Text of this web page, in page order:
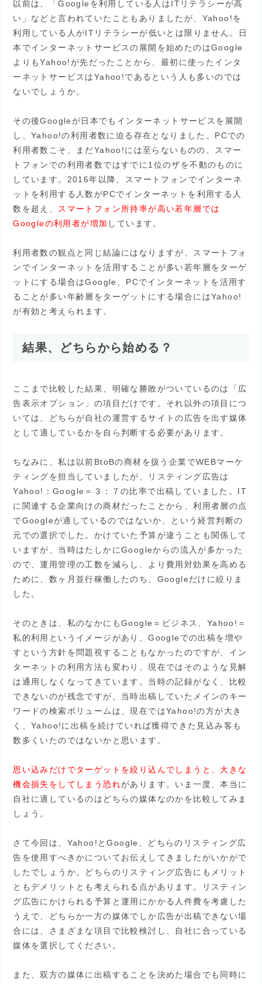
以前は、「Googleを利用している人はITリテラシーが高
い」などと言われていたこともありましたが、Yahoo!を
利用している人がITリテラシーが低いとは限りません。日
本でインターネットサービスの展開を始めたのはGoogle
よりもYahoo!が先だったことから、最初に使ったインタ
ーネットサービスはYahoo!であるという人も多いのでは
ないでしょうか。
その後Googleが日本でもインターネットサービスを展開
し、Yahoo!の利用者数に迫る存在となりました。PCでの
利用者数こそ、まだYahoo!には至らないものの、スマー
トフォンでの利用者数ではすでに1位のザを不動のものに
しています。2016年以降、スマートフォンでインターネ
ットを利用する人数がPCでインターネットを利用する人
数を超え、
スマートフォン所持率が高い若年層では
Googleの利用者が増加 しています。
利用者数の観点と同じ結論にはなりますが、スマートフォ
ンでインターネットを活用することが多い若年層をターゲ
ットにする場合はGoogle、PCでインターネットを活用す
ることが多い年齢層をターゲットにする場合にはYahoo!
が有効と考えられます。
結果、どちらから始める？
ここまで比較した結果、明確な勝敗がついているのは「広
告表示オプション」の項目だけです。それ以外の項目につ
いては、どちらが自社の運営するサイトの広告を出す媒体
として適しているかを自ら判断する必要があります。
ちなみに、私は以前BtoBの商材を扱う企業でWEBマーケ
ティングを担当していましたが、リスティング広告は
Yahoo!：Google＝３：７の比率で出稿していました。IT
に関連する企業向けの商材だったことから、利用者層の点
でGoogleが適しているのではないか、という経営判断の
元での選択でした。かけていた予算が違うことも関係して
いますが、当時はたしかにGoogleからの流入が多かった
ので、運用管理の工数を減らし、より費用対効果を高める
ために、数ヶ月並行稼働したのち、Googleだけに絞りま
した。
そのときは、私のなかにもGoogle＝ビジネス、Yahoo!＝
私的利用というイメージがあり、Googleでの出稿を増や
すという方針を問題視することもなかったのですが、イン
ターネットの利用方法も変わり、現在ではそのような見解
は通用しなくなってきています。当時の記録がなく、比較
できないのが残念ですが、当時出稿していたメインのキー
ワードの検索ボリュームは、現在ではYahoo!の方が大き
く、Yahoo!に出稿を続けていれば獲得できた見込み客も
数多くいたのではないかと思います。
思い込みだけでターゲットを絞り込んでしまうと、大きな
機会損失をしてしまう恐れがあります。いま一度、本当に
自社に適しているのはどちらの媒体なのかを比較してみま
しょう。
さて今回は、Yahoo!とGoogle、どちらのリスティング広
告を使用すべきかについてお伝えしてきましたがいかがで
したでしょうか。どちらのリスティング広告にもメリット
ともデメリットとも考えられる点があります。リスティン
グ広告にかけられる予算と運用にかかる人件費を考慮した
うえで、どちらか一方の媒体でしか広告が出稿できない場
合には、さまざまな項目で比較検討し、自社に合っている
媒体を選択してください。
また、双方の媒体に出稿することを決めた場合でも同時に